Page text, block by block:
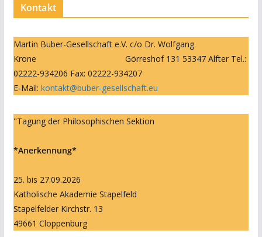
Kontakt
Martin Buber-Gesellschaft e.V. c/o Dr. Wolfgang
Krone Görreshof 131 53347 Alfter Tel.:
02222-934206 Fax: 02222-934207
E-Mail: kontakt@buber-gesellschaft.eu
"Tagung der Philosophischen Sektion
*Anerkennung*
25. bis 27.09.2026
Katholische Akademie Stapelfeld
Stapelfelder Kirchstr. 13
49661 Cloppenburg